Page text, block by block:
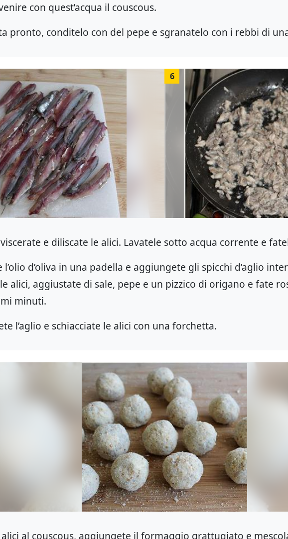
con quest’acqua il couscous.
pronto, conditelo con del pepe e sgranatelo con i rebbi di
6
e diliscate le alici. Lavatele sotto acqua corrente e
l’olio d’oliva in una padella e aggiungete gli spicchi d’aglio
alici, aggiustate di sale, pepe e un pizzico di origano e fate
minuti.
l’aglio e schiacciate le alici con una forchetta.
al couscous, aggiungete il formaggio grattugiato e